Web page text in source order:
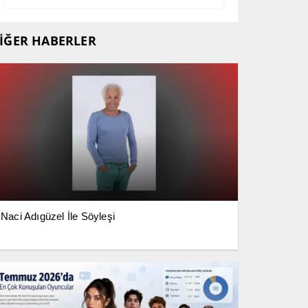
HABERLER
Naci Adıgüzel İle Söyleşi